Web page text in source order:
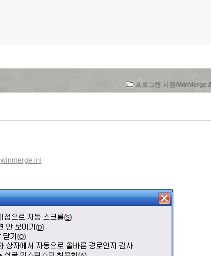
프로그램 사용/WinMerge
winmerge.ini